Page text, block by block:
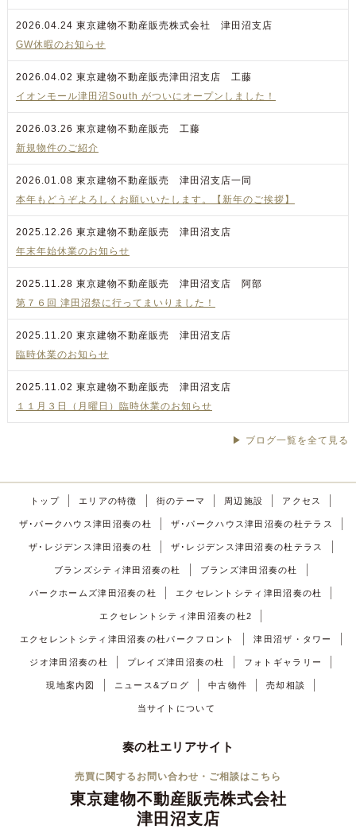
2026.04.24 東京建物不動産販売株式会社 津田沼支店
GW休暇のお知らせ
2026.04.02 東京建物不動産販売津田沼支店 工藤
イオンモール津田沼South がついにオープンしました！
2026.03.26 東京建物不動産販売 工藤
新規物件のご紹介
2026.01.08 東京建物不動産販売 津田沼支店一同
本年もどうぞよろしくお願いいたします。【新年のご挨拶】
2025.12.26 東京建物不動産販売 津田沼支店
年末年始休業のお知らせ
2025.11.28 東京建物不動産販売 津田沼支店 阿部
第７６回 津田沼祭に行ってまいりました！
2025.11.20 東京建物不動産販売 津田沼支店
臨時休業のお知らせ
2025.11.02 東京建物不動産販売 津田沼支店
１１月３日（月曜日）臨時休業のお知らせ
▶ ブログ一覧を全て見る
トップ エリアの特徴 街のテーマ 周辺施設 アクセス
ザ･パークハウス津田沼奏の杜 ザ･パークハウス津田沼奏の杜テラス
ザ･レジデンス津田沼奏の杜 ザ･レジデンス津田沼奏の杜テラス
ブランズシティ津田沼奏の杜 ブランズ津田沼奏の杜
パークホームズ津田沼奏の杜 エクセレントシティ津田沼奏の杜
エクセレントシティ津田沼奏の杜2
エクセレントシティ津田沼奏の杜パークフロント 津田沼ザ・タワー
ジオ津田沼奏の杜 プレイズ津田沼奏の杜 フォトギャラリー
現地案内図 ニュース&ブログ 中古物件 売却相談
当サイトについて
奏の杜エリアサイト
売買に関するお問い合わせ・ご相談はこちら
東京建物不動産販売株式会社
津田沼支店